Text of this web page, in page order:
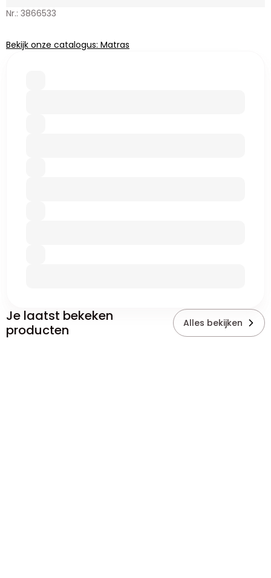
Nr.: 3866533
Bekijk onze catalogus: Matras
Je laatst bekeken
producten
Alles bekijken